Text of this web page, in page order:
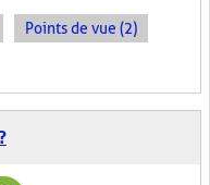
Points de vue (2)